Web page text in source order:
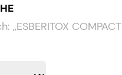
„ESBERITOX COMPACT